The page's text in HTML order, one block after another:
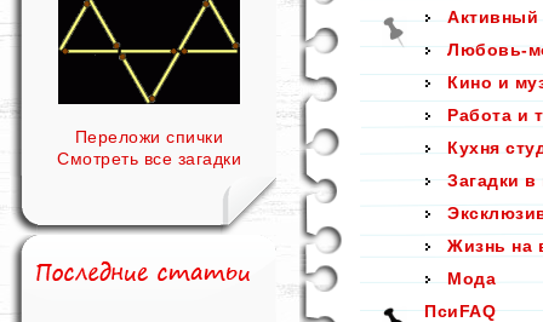
Переложи спички
Смотреть все загадки
Активный
Любовь-
Кино и
Работа и
Кухня
Загадки в
Жизнь на
Мода
ПсиFAQ